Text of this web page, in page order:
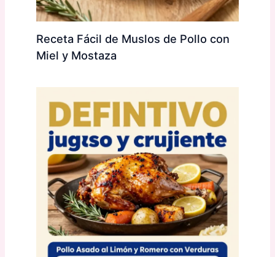
Receta Fácil de Muslos de Pollo con
Miel y Mostaza